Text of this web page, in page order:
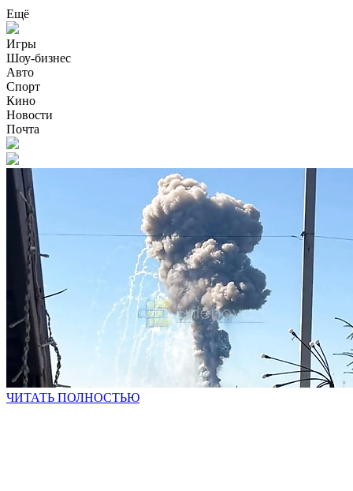
Ещё
Игры
Шоу-бизнес
Авто
Спорт
Кино
Новости
Почта
ЧИТАТЬ ПОЛНОСТЬЮ